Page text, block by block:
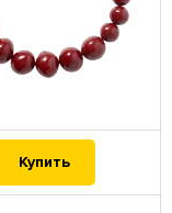
Купить